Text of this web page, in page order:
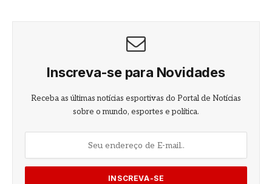
Inscreva-se para Novidades
Receba as últimas notícias esportivas do Portal de Notícias
sobre o mundo, esportes e política.